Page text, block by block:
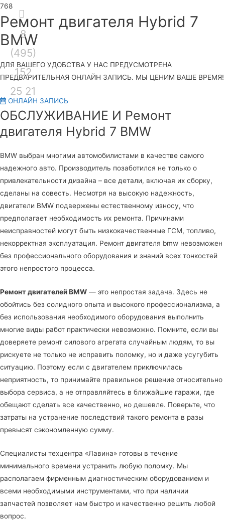
Секция
над
шапкой
8
(495)
152
25 21
Ремонт двигателя Hybrid 7
BMW
ДЛЯ ВАШЕГО УДОБСТВА У НАС ПРЕДУСМОТРЕНА
ПРЕДВАРИТЕЛЬНАЯ ОНЛАЙН ЗАПИСЬ. МЫ ЦЕНИМ ВАШЕ ВРЕМЯ!
ОНЛАЙН ЗАПИСЬ
ОБСЛУЖИВАНИЕ И Ремонт
двигателя Hybrid 7 BMW
BMW выбран многими автомобилистами в качестве самого
надежного авто. Производитель позаботился не только о
привлекательности дизайна – все детали, включая их сборку,
сделаны на совесть. Несмотря на высокую надежность,
двигатели BMW подвержены естественному износу, что
предполагает необходимость их ремонта. Причинами
неисправностей могут быть низкокачественные ГСМ, топливо,
некорректная эксплуатация. Ремонт двигателя bmw невозможен
без профессионального оборудования и знаний всех тонкостей
этого непростого процесса.
Ремонт двигателей BMW — это непростая задача. Здесь не
обойтись без солидного опыта и высокого профессионализма, а
без использования необходимого оборудования выполнить
многие виды работ практически невозможно. Помните, если вы
доверяете ремонт силового агрегата случайным людям, то вы
рискуете не только не исправить поломку, но и даже усугубить
ситуацию. Поэтому если с двигателем приключилась
неприятность, то принимайте правильное решение относительно
выбора сервиса, а не отправляйтесь в ближайшие гаражи, где
обещают сделать все качественно, но дешевле. Поверьте, что
затраты на устранение последствий такого ремонта в разы
превысят сэкономленную сумму.
Специалисты техцентра «Лавина» готовы в течение
минимального времени устранить любую поломку. Мы
располагаем фирменным диагностическим оборудованием и
всеми необходимыми инструментами, что при наличии
запчастей позволяет нам быстро и качественно решить любой
вопрос.